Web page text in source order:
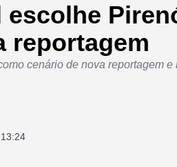
escolhe
reportagem
cenário de nova reportagem